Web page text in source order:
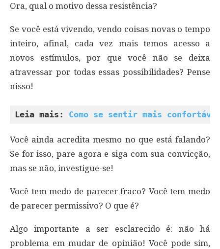
Ora, qual o motivo dessa resistência?
Se você está vivendo, vendo coisas novas o tempo
inteiro, afinal, cada vez mais temos acesso a
novos estímulos, por que você não se deixa
atravessar por todas essas possibilidades? Pense
nisso!
Leia mais: Como se sentir mais confortável
Você ainda acredita mesmo no que está falando?
Se for isso, pare agora e siga com sua convicção,
mas se não, investigue-se!
Você tem medo de parecer fraco? Você tem medo
de parecer permissivo? O que é?
Algo importante a ser esclarecido é: não há
problema em mudar de opinião! Você pode sim,